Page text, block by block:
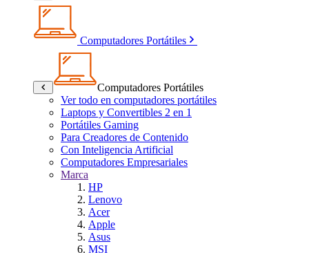
Computadores Portátiles
Computadores Portátiles
Ver todo en computadores portátiles
Laptops y Convertibles 2 en 1
Portátiles Gaming
Para Creadores de Contenido
Con Inteligencia Artificial
Computadores Empresariales
Marca
HP
Lenovo
Acer
Apple
Asus
MSI